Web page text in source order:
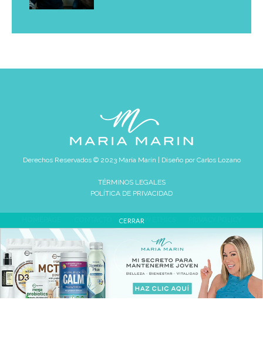
Derechos Reservados © 2023 María Marín | Diseño porCarlos Lozano
TÉRMINOS LEGALES
POLÍTICA DE PRIVACIDAD
REVIEW ETHICS
CERRAR